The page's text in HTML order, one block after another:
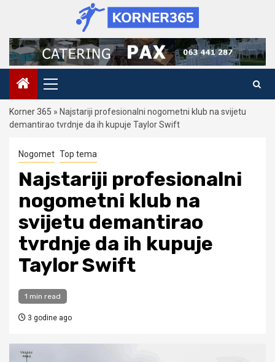
content
Primary
Menu
Korner 365 » Najstariji profesionalni nogometni klub na svijetu
demantirao tvrdnje da ih kupuje Taylor Swift
Nogomet Top tema
Najstariji profesionalni
nogometni klub na
svijetu demantirao
tvrdnje da ih kupuje
Taylor Swift
1 min read
3 godine ago